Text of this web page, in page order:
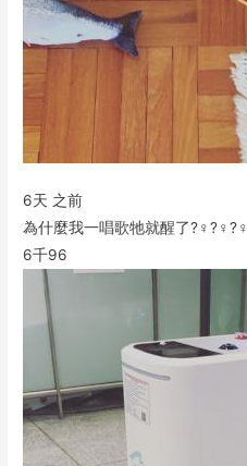
6天 之前
為什麼我一唱歌牠就醒了?‍♀️?‍♀️?‍♀️
6千96